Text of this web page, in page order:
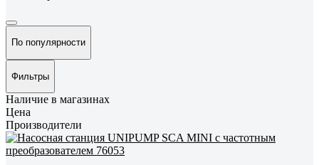
По популярности
Фильтры
Наличие в магазинах
Цена
Производители